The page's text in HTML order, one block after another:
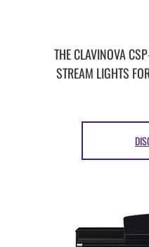
THE CLAVINOVA
STREAM LIGHTS